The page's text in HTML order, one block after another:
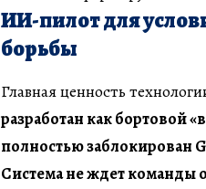
ИИ-пилот для
борьбы
Главная ценность
разработан как бортовой
полностью заблокирован
Система не ждет команды